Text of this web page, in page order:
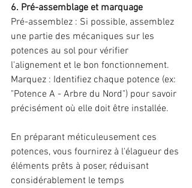
6. Pré-assemblage et marquage
Pré-assemblez : Si possible, assemblez
une partie des mécaniques sur les
potences au sol pour vérifier
l'alignement et le bon fonctionnement.
Marquez : Identifiez chaque potence (ex:
"Potence A - Arbre du Nord") pour savoir
précisément où elle doit être installée.
En préparant méticuleusement ces
potences, vous fournirez à l'élagueur des
éléments prêts à poser, réduisant
considérablement le temps